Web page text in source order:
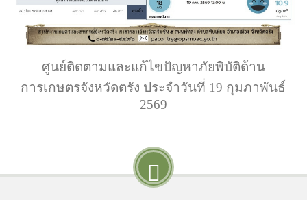
ศูนย์ติดตามและแก้ไขปัญหาภัยพิบัติด้าน
การเกษตรจังหวัดตรัง ประจำวันที่ 19 กุมภาพันธ์
2569